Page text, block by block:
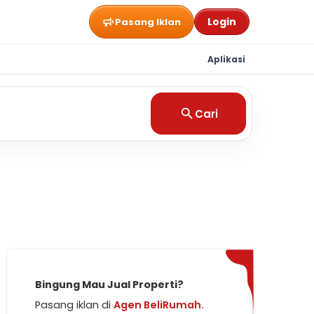
Pasang Iklan Login
Aplikasi
Cari
Bingung Mau Jual Properti?
Pasang iklan di Agen BeliRumah.